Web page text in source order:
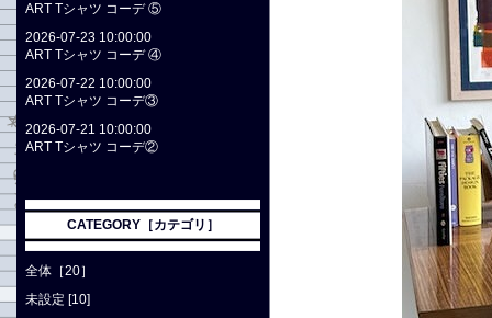
ART Tシャツ コーデ ⑤
2026-07-23 10:00:00
ART Tシャツ コーデ ④
2026-07-22 10:00:00
ART Tシャツ コーデ③
2026-07-21 10:00:00
ART Tシャツ コーデ②
CATEGORY［カテゴリ］
全体［20］
未設定 [10]